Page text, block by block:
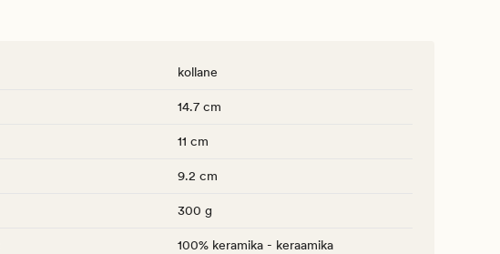
kollane
14.7 cm
11 cm
9.2 cm
300 g
100% keramika - keraamika